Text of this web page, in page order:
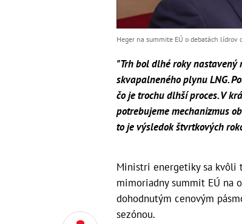
Heger na summite EÚ o debatách lídrov
"Trh bol dlhé roky
skvapalneného plynu LNG.
čo je trochu dlhší proces. V
potrebujeme mechanizmus
to je výsledok štvrtkových
Ministri energetiky sa kvôli
mimoriadny summit EÚ na
dohodnutým cenovým
sezónou.